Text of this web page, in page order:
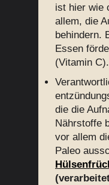
ist hier wie
allem, die
behindern.
Essen
(Vitamin C).
die die
Nährstoffe
vor allem
Paleo